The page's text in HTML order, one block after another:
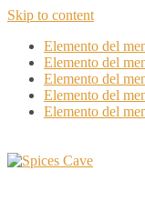
Skip to content
Elemento del
Elemento del
Elemento del
Elemento del
Elemento del